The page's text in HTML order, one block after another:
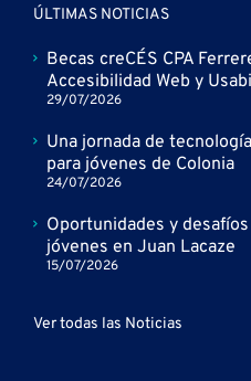
ÚLTIMAS NOTICIAS
Becas creCÉS CPA
Accesibilidad Web y
29/07/2026
Una jornada de
para jóvenes de Colonia
24/07/2026
Oportunidades y
jóvenes en Juan Lacaze
15/07/2026
Ver todas las Noticias